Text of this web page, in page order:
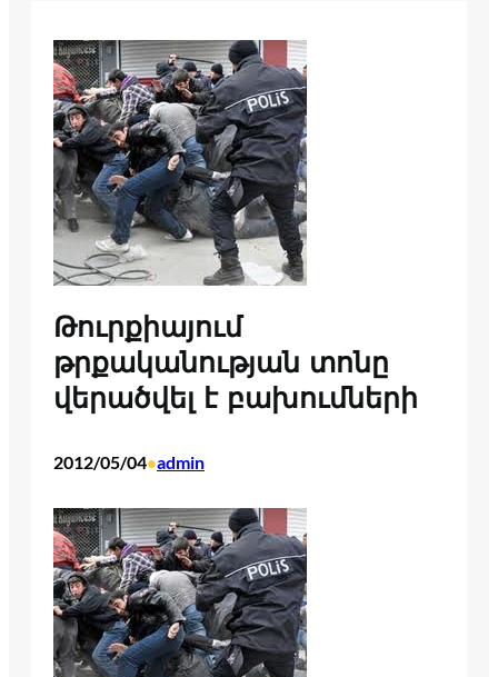
Թուրքիայում
թրքականության տոնը
վերածվել է բախումների
2012/05/04•admin